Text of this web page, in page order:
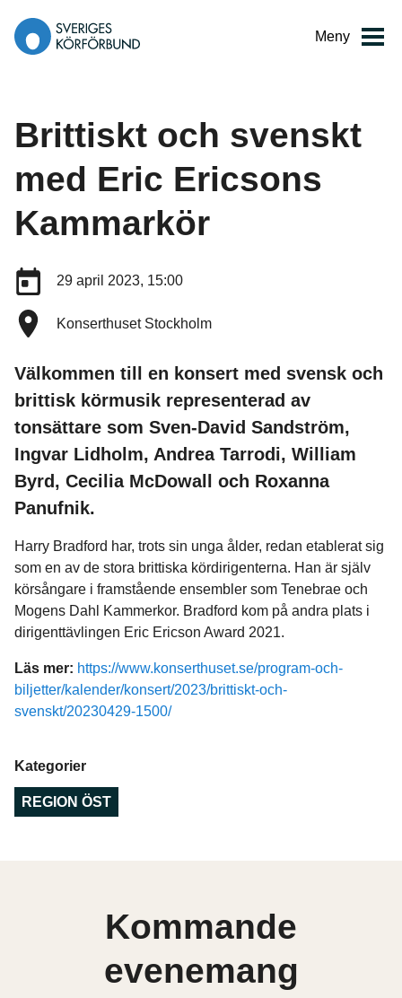
innehåll
Meny
Brittiskt och svenskt
med Eric Ericsons
Kammarkör
Datum:
29 april 2023, 15:00
Plats:
Konserthuset Stockholm
Välkommen till en konsert med svensk och
brittisk körmusik representerad av
tonsättare som Sven-David Sandström,
Ingvar Lidholm, Andrea Tarrodi, William
Byrd, Cecilia McDowall och Roxanna
Panufnik.
Harry Bradford har, trots sin unga ålder, redan etablerat sig
som en av de stora brittiska kördirigenterna. Han är själv
körsångare i framstående ensembler som Tenebrae och
Mogens Dahl Kammerkor. Bradford kom på andra plats i
dirigenttävlingen Eric Ericson Award 2021.
Läs mer: https://www.konserthuset.se/program-och-
biljetter/kalender/konsert/2023/brittiskt-och-
svenskt/20230429-1500/
Kategorier
REGION ÖST
Kommande
evenemang